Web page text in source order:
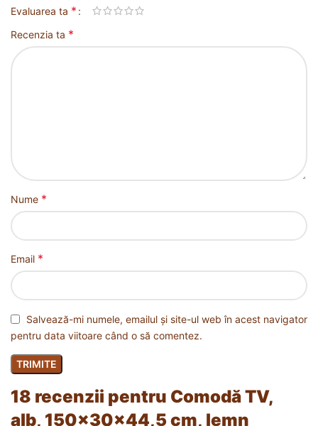
18 recenzii pentru Comodă TV,
alb, 150x30x44,5 cm, lemn
Evaluarea ta *
Recenzia ta *
Nume *
Email *
Salvează-mi numele, emailul și site-ul web în acest navigator
pentru data viitoare când o să comentez.